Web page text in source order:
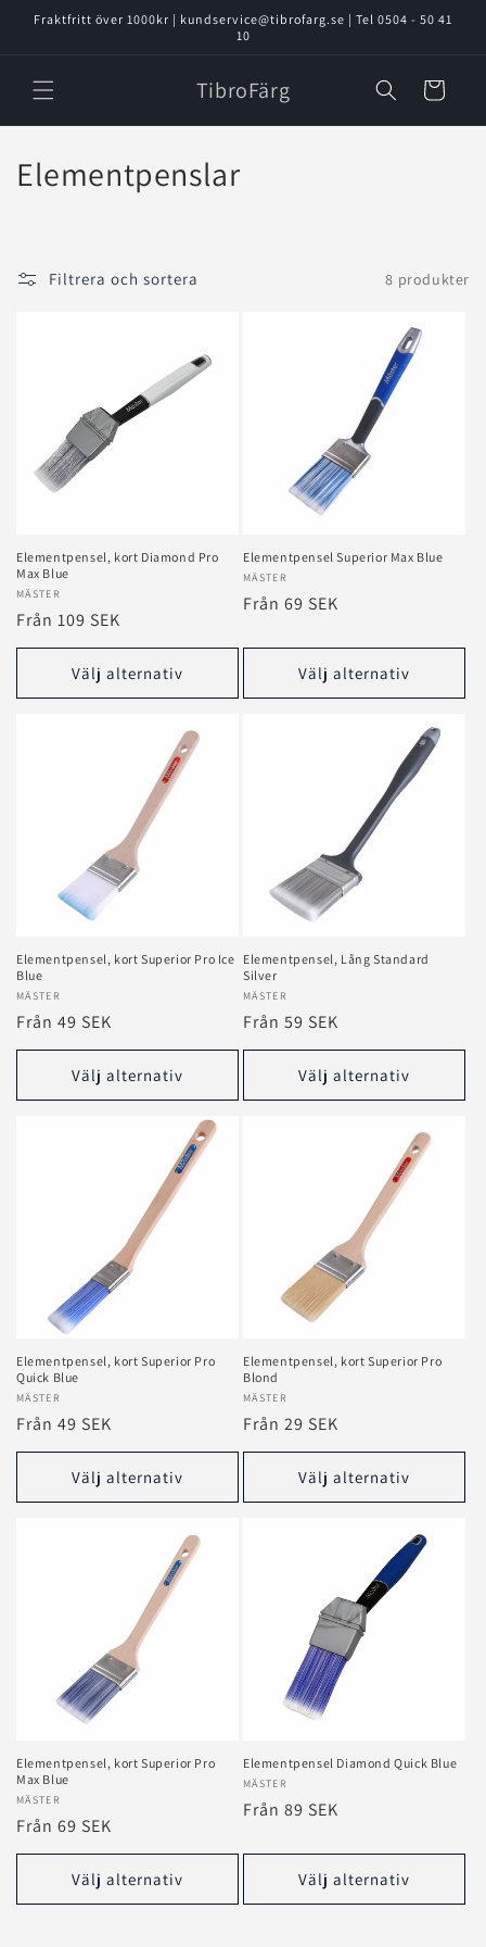
vidare
Fraktfritt över 1000kr | kundservice@tibrofarg.se | Tel 0504 - 50 41
10
TibroFärg Varukorg
P
d
r
i
e
Elementpenslar
Filtrera och sortera 8 produkter
Elementpensel, kort Diamond Pro
Max Blue
Säljare:
MÄSTER
Ordinarie
pris
Från 109 SEK
Välj alternativ
Elementpensel Superior Max Blue
Säljare:
MÄSTER
Ordinarie
Från 69 SEK
Välj alternativ
Elementpensel, kort Superior Pro Ice
Blue
Säljare:
MÄSTER
Ordinarie
pris
Från 49 SEK
Välj alternativ
Elementpensel, Lång Standard
Silver
Säljare:
MÄSTER
Ordinarie
pris
Från 59 SEK
Välj alternativ
Elementpensel, kort Superior Pro
Quick Blue
Säljare:
MÄSTER
Ordinarie
pris
Från 49 SEK
Välj alternativ
Elementpensel, kort Superior Pro
Blond
Säljare:
MÄSTER
Ordinarie
pris
Från 29 SEK
Välj alternativ
Elementpensel, kort Superior Pro
Max Blue
Säljare:
MÄSTER
Ordinarie
pris
Från 69 SEK
Välj alternativ
Elementpensel Diamond Quick Blue
Säljare:
MÄSTER
Ordinarie
Från 89 SEK
Välj alternativ